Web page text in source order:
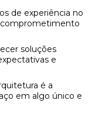
de experiência no
comprometimento
soluções
e
é a
em algo único e